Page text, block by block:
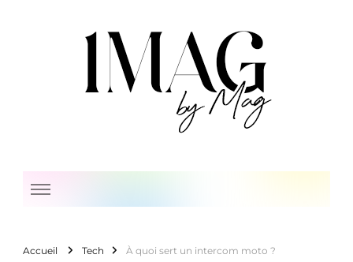
Accueil Tech À quoi sert un intercom moto ?